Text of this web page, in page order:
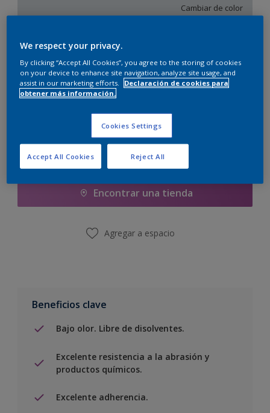
Cambiar de color
Tamaño
5 litros
Cantidad Calculadora de pintura
Calcular
Agregar a la lista de deseos
Encontrar una tienda
Agregar a espacio
Beneficios clave
Bajo olor. Libre de disolventes.
Excelente resistencia a la abrasión y
productos químicos.
Excelente adherencia.
We respect your privacy.
By clicking “Accept All Cookies”, you agree to the storing of cookies
on your device to enhance site navigation, analyze site usage, and
assist in our marketing efforts.
Declaración de cookies para
obtener más información.
Cookies Settings
Reject All
Accept All Cookies